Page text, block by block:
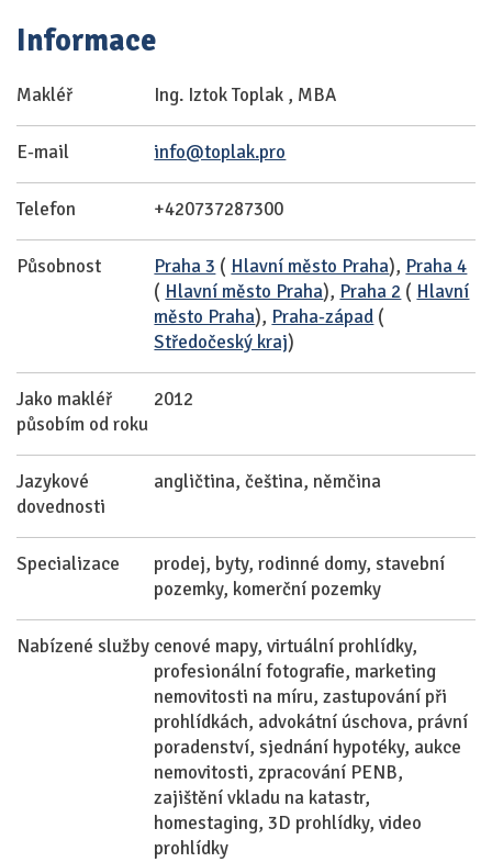
Informace
Makléř Ing. Iztok Toplak , MBA
E-mail info@toplak.pro
Telefon +420737287300
Působnost Praha 3 ( Hlavní město Praha), Praha 4
( Hlavní město Praha), Praha 2 ( Hlavní
město Praha), Praha-západ (
Středočeský kraj)
Jako makléř
působím od roku
2012
Jazykové
dovednosti
angličtina, čeština, němčina
Specializace
prodej, byty, rodinné domy, stavební
pozemky, komerční pozemky
Nabízené služby cenové mapy, virtuální prohlídky,
profesionální fotografie, marketing
nemovitosti na míru, zastupování při
prohlídkách, advokátní úschova, právní
poradenství, sjednání hypotéky, aukce
nemovitosti, zpracování PENB,
zajištění vkladu na katastr,
homestaging, 3D prohlídky, video
prohlídky